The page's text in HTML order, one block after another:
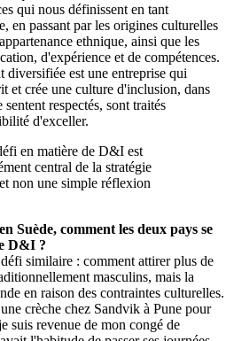
qui nous définissent en tant
en passant par les origines culturelles
ethnique, ainsi que les
d'expérience et de compétences.
diversifiée est une entreprise qui
et crée une culture d'inclusion, dans
respectés, sont traités
d'exceller.
en matière de D&I est
central de la stratégie
non une simple réflexion
Suède, comment les deux pays se
D&I ?
similaire : comment attirer plus de
masculins, mais la
en raison des contraintes culturelles.
crèche chez Sandvik à Pune pour
suis revenue de mon congé de